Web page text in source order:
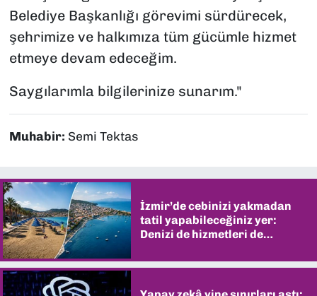
Belediye Başkanlığı görevimi sürdürecek,
şehrimize ve halkımıza tüm gücümle hizmet
etmeye devam edeceğim.
Saygılarımla bilgilerinize sunarım."
Muhabir: Semi Tektas
İzmir’de cebinizi yakmadan
tatil yapabileceğiniz yer:
Denizi de hizmetleri de